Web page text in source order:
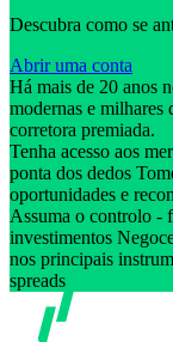
Descubra como se
Abrir uma conta
Há mais de 20 anos
modernas e milhares
corretora premiada.
Tenha acesso aos
ponta dos dedos
oportunidades e
Assuma o controlo -
investimentos
nos principais
spreads